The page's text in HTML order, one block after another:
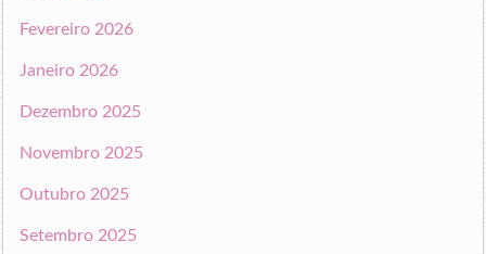
Fevereiro 2026
Janeiro 2026
Dezembro 2025
Novembro 2025
Outubro 2025
Setembro 2025